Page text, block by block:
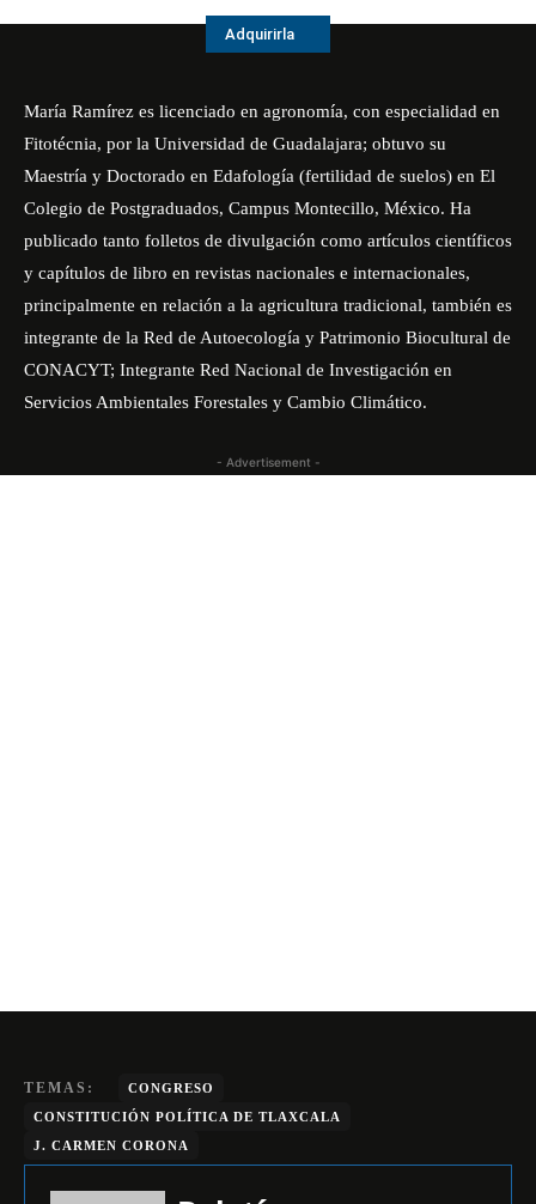
Adquirirla
María Ramírez es licenciado en agronomía, con especialidad en
Fitotécnia, por la Universidad de Guadalajara; obtuvo su
Maestría y Doctorado en Edafología (fertilidad de suelos) en El
Colegio de Postgraduados, Campus Montecillo, México. Ha
publicado tanto folletos de divulgación como artículos científicos
y capítulos de libro en revistas nacionales e internacionales,
principalmente en relación a la agricultura tradicional, también es
integrante de la Red de Autoecología y Patrimonio Biocultural de
CONACYT; Integrante Red Nacional de Investigación en
Servicios Ambientales Forestales y Cambio Climático.
- Advertisement -
TEMAS:
CONGRESO
CONSTITUCIÓN POLÍTICA DE TLAXCALA
J. CARMEN CORONA